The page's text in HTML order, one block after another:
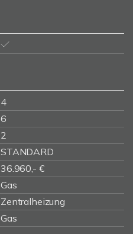
4
6
2
STANDARD
36.960,- €
Gas
Zentralheizung
Gas